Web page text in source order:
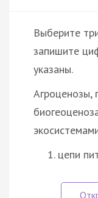
Выберите
запишите
указаны.
Агроценозы,
цепи